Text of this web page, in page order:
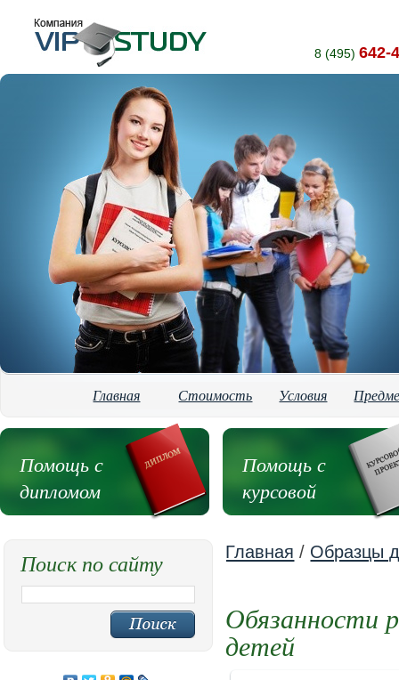
8 (495) 642-
Главная Стоимость Условия
Помощь с
дипломом
Помощь с
курсовой
Главная / Образцы
Обязанности
детей
Поиск по сайту